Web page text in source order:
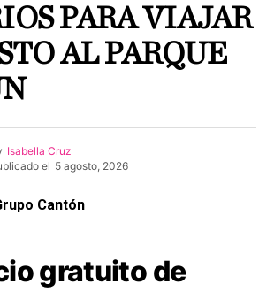
PARA VIAJAR
AL PARQUE
Isabella Cruz
el 5 agosto, 2026
Cantón
gratuito de